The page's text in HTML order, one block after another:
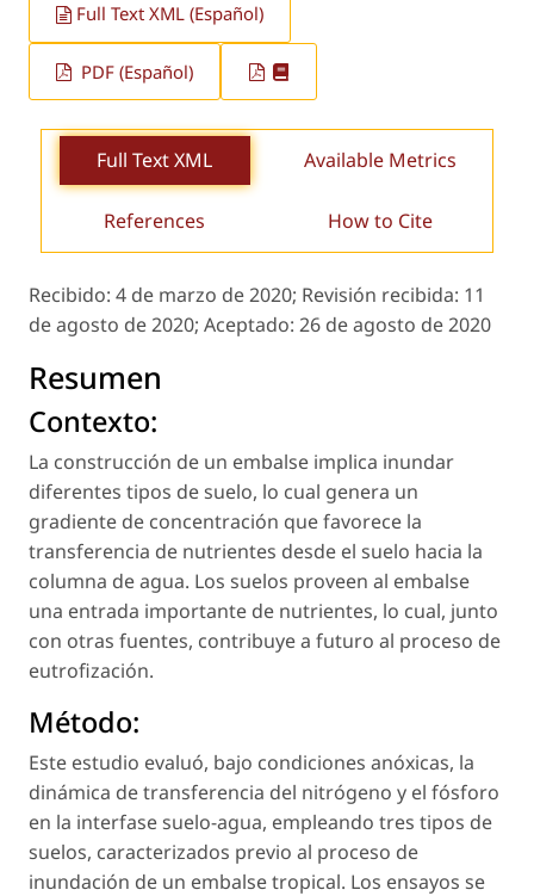
Full Text XML (Español)
PDF (Español)
Full Text XML Available Metrics
References How to Cite
Recibido: 4 de marzo de 2020; Revisión recibida: 11
de agosto de 2020; Aceptado: 26 de agosto de 2020
Resumen
Contexto:
La construcción de un embalse implica inundar
diferentes tipos de suelo, lo cual genera un
gradiente de concentración que favorece la
transferencia de nutrientes desde el suelo hacia la
columna de agua. Los suelos proveen al embalse
una entrada importante de nutrientes, lo cual, junto
con otras fuentes, contribuye a futuro al proceso de
eutrofización.
Método:
Este estudio evaluó, bajo condiciones anóxicas, la
dinámica de transferencia del nitrógeno y el fósforo
en la interfase suelo-agua, empleando tres tipos de
suelos, caracterizados previo al proceso de
inundación de un embalse tropical. Los ensayos se